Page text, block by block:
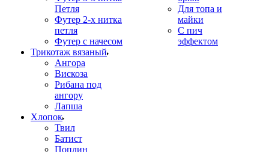
Петля
Футер 2-х нитка
петля
Футер с начесом
Трикотаж вязаный
Ангора
Вискоза
Рибана под
ангору
Лапша
Хлопок
Твил
Батист
Поплин
Для топа и
майки
С пич
эффектом